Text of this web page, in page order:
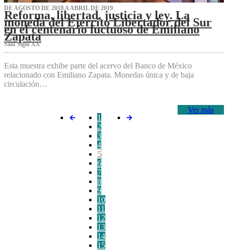
DE AGOSTO DE 2018 A ABRIL DE 2019
Reforma, libertad, justicia y ley. La
moneda del Ejército Libertador del Sur
en el centenario luctuoso de Emiliano
Zapata
Sala Siglo XX
Esta muestra exhibe parte del acervo del Banco de México
relacionado con Emiliano Zapata. Monedas única y de baja
circulación…
Ver más
1
2
3
4
5
6
7
8
9
10
11
12
13
14
15